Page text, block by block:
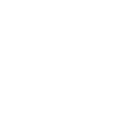
est ultra précise
ajustement parfait
lors d’un scan
du profil